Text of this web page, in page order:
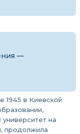
—
1945 в Киевской
на
продолжила